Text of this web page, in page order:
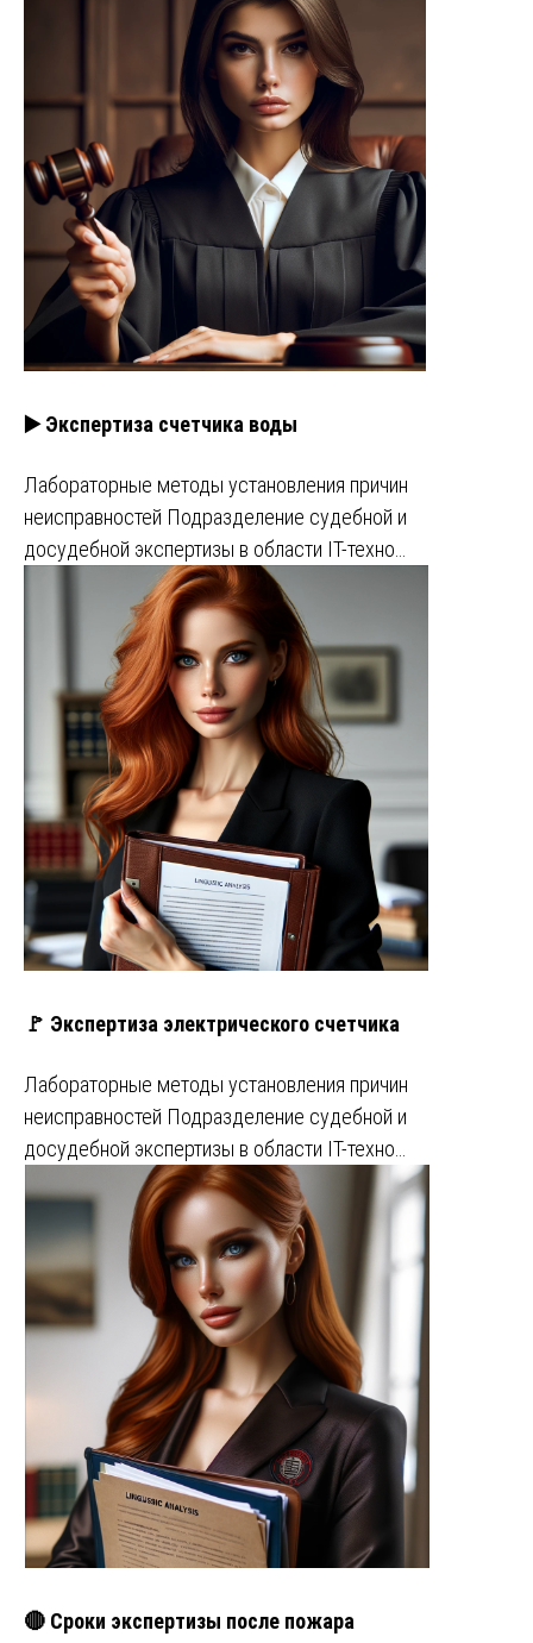
▶️ Экспертиза счетчика воды
Лабораторные методы установления причин
неисправностей Подразделение судебной и
досудебной экспертизы в области IT-техно…
🚩 Экспертиза электрического счетчика
Лабораторные методы установления причин
неисправностей Подразделение судебной и
досудебной экспертизы в области IT-техно…
🔴 Сроки экспертизы после пожара